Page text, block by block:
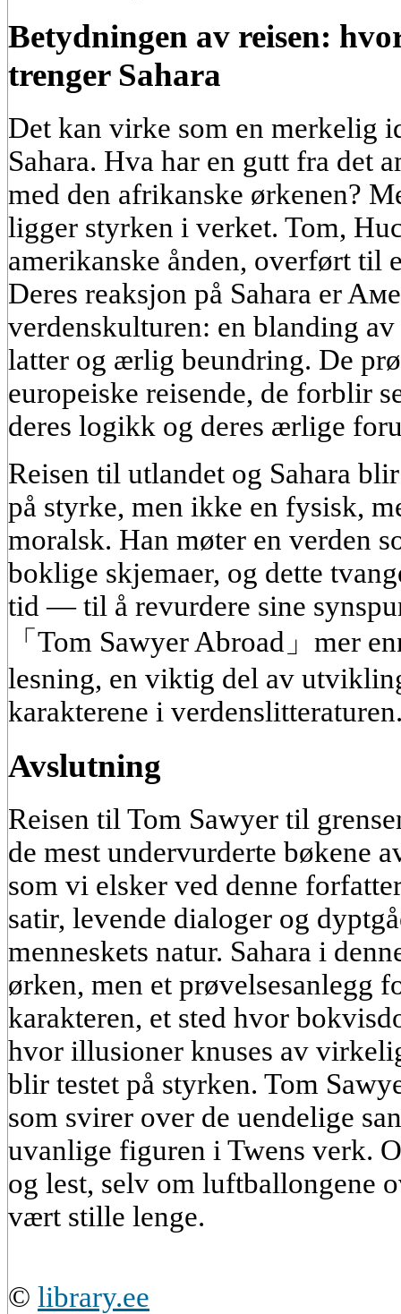
Betydningen av reisen:
trenger Sahara
Det kan virke som en merkelig
Sahara. Hva har en gutt fra det
med den afrikanske ørkenen?
ligger styrken i verket. Tom,
amerikanske ånden, overført til
Deres reaksjon på Sahara er
verdenskulturen: en blanding
latter og ærlig beundring. De
europeiske reisende, de forblir
deres logikk og deres ærlige
Reisen til utlandet og Sahara
på styrke, men ikke en fysisk,
moralsk. Han møter en verden
boklige skjemaer, og dette
tid — til å revurdere sine
「Tom Sawyer Abroad」mer
lesning, en viktig del av
karakterene i
Avslutning
Reisen til Tom Sawyer til
de mest undervurderte bøkene
som vi elsker ved denne
satir, levende dialoger og
menneskets natur. Sahara i
ørken, men et prøvelsesanlegg
karakteren, et sted hvor
hvor illusioner knuses av
blir testet på styrken. Tom
som svirer over de uendelige
uvanlige figuren i Twens verk.
og lest, selv om luftballongene
vært stille lenge.
© library.ee